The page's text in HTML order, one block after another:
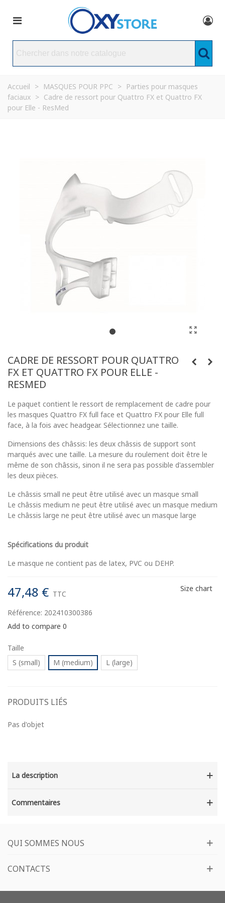
Accueil > MASQUES POUR PPC >
Parties pour masques
faciaux > Cadre de ressort pour Quattro FX et Quattro FX
pour Elle - ResMed
CADRE DE RESSORT POUR QUATTRO
FX ET QUATTRO FX POUR ELLE -
RESMED
Le paquet contient le ressort de remplacement de cadre pour
les masques Quattro FX full face et Quattro FX pour Elle full
face, à la fois avec headgear. Sélectionnez une taille.
Dimensions des châssis: les deux châssis de support sont
marqués avec une taille. La mesure du roulement doit être le
même de son châssis, sinon il ne sera pas possible d'assembler
les deux pièces.
Le châssis small ne peut être utilisé avec un masque small
Le châssis medium ne peut être utilisé avec un masque medium
Le châssis large ne peut être utilisé avec un masque large
Spécifications du produit
Le masque ne contient pas de latex, PVC ou DEHP.
47,48 € TTC
Size chart
Référence: 202410300386
Add to compare 0
Taille
S (small)
M (medium) L (large)
PRODUITS LIÉS
Pas d'objet
La description
Commentaires
QUI SOMMES NOUS
CONTACTS